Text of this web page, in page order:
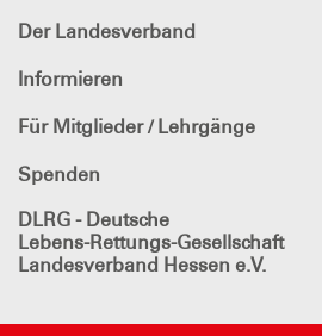
Der Landesverband
Informieren
Für Mitglieder / Lehrgänge
Spenden
DLRG - Deutsche
Lebens-Rettungs-Gesellschaft
Landesverband Hessen e.V.